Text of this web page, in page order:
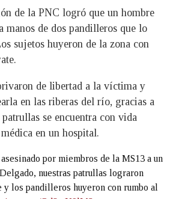
de la PNC logró que un hombre
manos de dos pandilleros que lo
sujetos huyeron de la zona con
de libertad a la víctima y
en las riberas del río, gracias a
se encuentra con vida
en un hospital.
por miembros de la MS13 a un
nuestras patrullas lograron
y los pandilleros huyeron con rumbo al